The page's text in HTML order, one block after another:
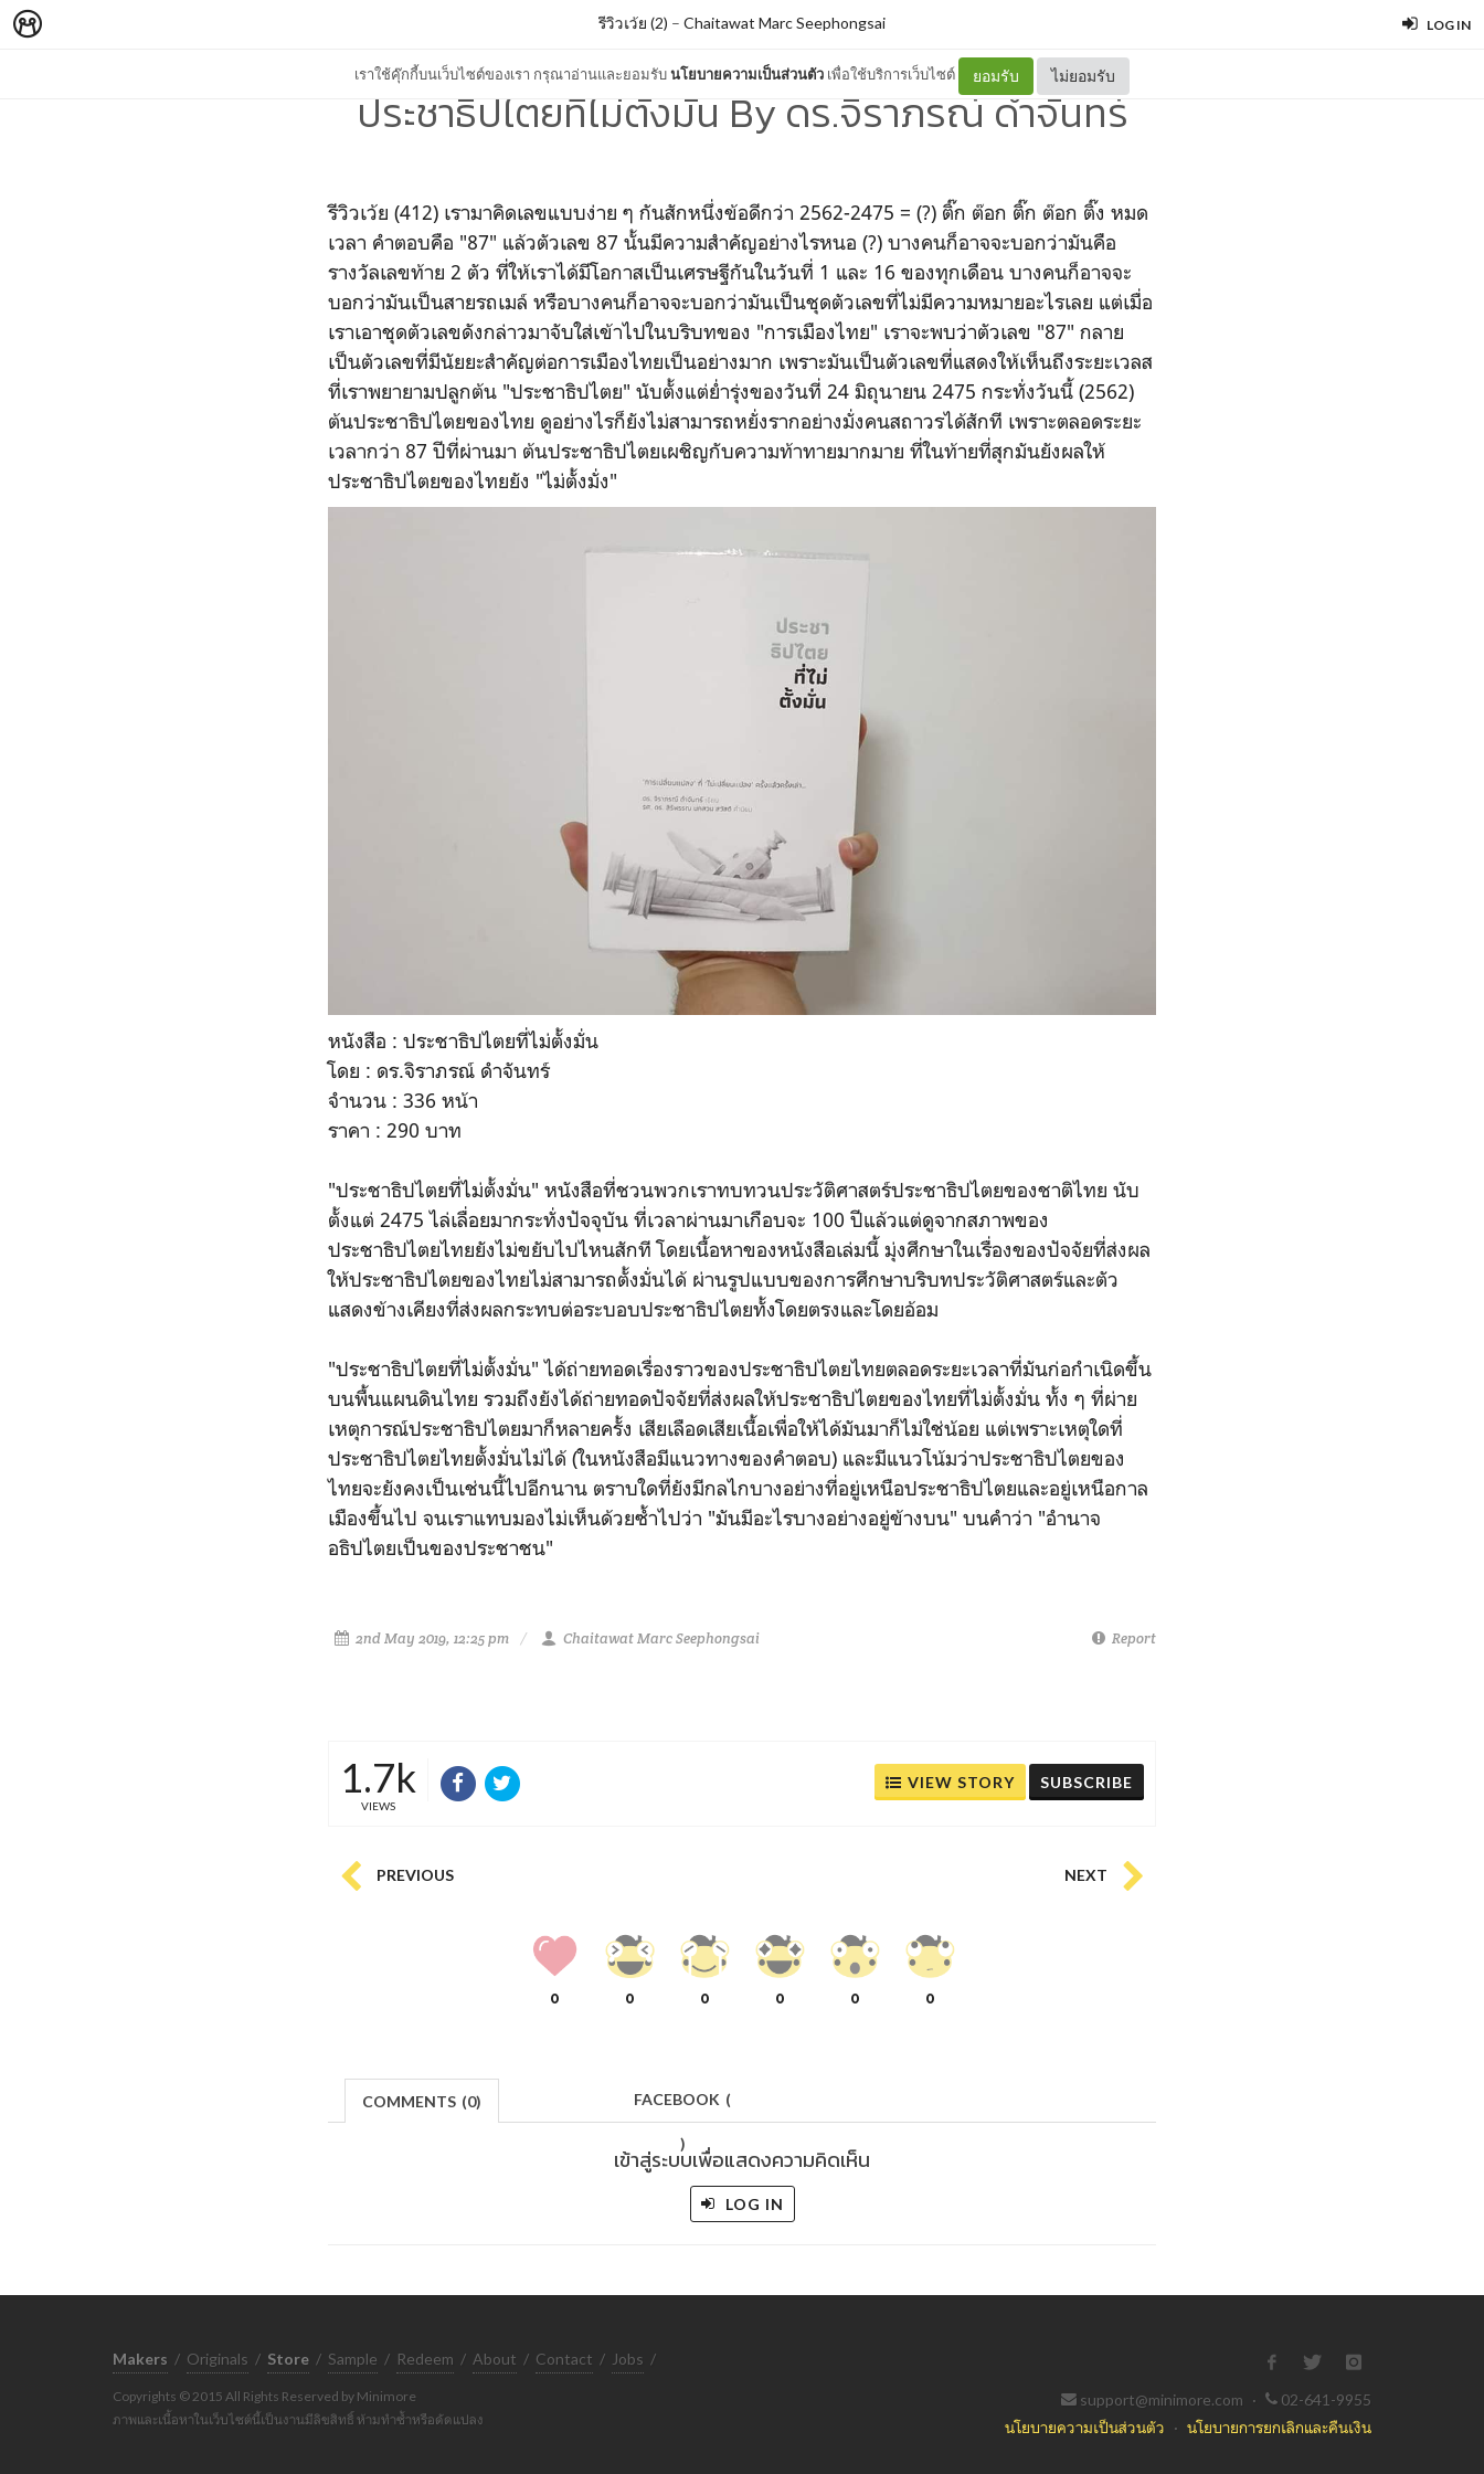
LOG IN
เราใช้คุ๊กกี้บนเว็บไซต์ของเรา กรุณาอ่านและยอมรับนโยบายความเป็นส่วนตัว เพื่อใช้บริการเว็บไซต์ ยอมรับ ไม่ยอมรับ
รีวิวเว้ย (2) – Chaitawat Marc Seephongsai
ประชาธิปไตยที่ไม่ตั้งมั่น By ดร.จิราภรณ์ ดำจันทร์
รีวิวเว้ย (412) เรามาคิดเลขแบบง่าย ๆ กันสักหนึ่งข้อดีกว่า 2562-2475 = (?) ติ๊ก ต๊อก ติ๊ก ต๊อก ติ๊ง หมด
เวลา คำตอบคือ "87" แล้วตัวเลข 87 นั้นมีความสำคัญอย่างไรหนอ (?) บางคนก็อาจจะบอกว่ามันคือ
รางวัลเลขท้าย 2 ตัว ที่ให้เราได้มีโอกาสเป็นเศรษฐีกันในวันที่ 1 และ 16 ของทุกเดือน บางคนก็อาจจะ
บอกว่ามันเป็นสายรถเมล์ หรือบางคนก็อาจจะบอกว่ามันเป็นชุดตัวเลขที่ไม่มีความหมายอะไรเลย แต่เมื่อ
เราเอาชุดตัวเลขดังกล่าวมาจับใส่เข้าไปในบริบทของ "การเมืองไทย" เราจะพบว่าตัวเลข "87" กลาย
เป็นตัวเลขที่มีนัยยะสำคัญต่อการเมืองไทยเป็นอย่างมาก เพราะมันเป็นตัวเลขที่แสดงให้เห็นถึงระยะเวลส
ที่เราพยายามปลูกต้น "ประชาธิปไตย" นับตั้งแต่ย่ำรุ่งของวันที่ 24 มิถุนายน 2475 กระทั่งวันนี้ (2562)
ต้นประชาธิปไตยของไทย ดูอย่างไรก็ยังไม่สามารถหยั่งรากอย่างมั่งคนสถาวรได้สักที เพราะตลอดระยะ
เวลากว่า 87 ปีที่ผ่านมา ต้นประชาธิปไตยเผชิญกับความท้าทายมากมาย ที่ในท้ายที่สุกมันยังผลให้
ประชาธิปไตยของไทยยัง "ไม่ตั้งมั่ง"
หนังสือ : ประชาธิปไตยที่ไม่ตั้งมั่น
โดย : ดร.จิราภรณ์ ดำจันทร์
จำนวน : 336 หน้า
ราคา : 290 บาท
"ประชาธิปไตยที่ไม่ตั้งมั่น" หนังสือที่ชวนพวกเราทบทวนประวัติศาสตร์ประชาธิปไตยของชาติไทย นับ
ตั้งแต่ 2475 ไล่เลื่อยมากระทั่งปัจจุบัน ที่เวลาผ่านมาเกือบจะ 100 ปีแล้วแต่ดูจากสภาพของ
ประชาธิปไตยไทยยังไม่ขยับไปไหนสักที โดยเนื้อหาของหนังสือเล่มนี้ มุ่งศึกษาในเรื่องของปัจจัยที่ส่งผล
ให้ประชาธิปไตยของไทยไม่สามารถตั้งมั่นได้ ผ่านรูปแบบของการศึกษาบริบทประวัติศาสตร์และตัว
แสดงข้างเคียงที่ส่งผลกระทบต่อระบอบประชาธิปไตยทั้งโดยตรงและโดยอ้อม
"ประชาธิปไตยที่ไม่ตั้งมั่น" ได้ถ่ายทอดเรื่องราวของประชาธิปไตยไทยตลอดระยะเวลาที่มันก่อกำเนิดขึ้น
บนพื้นแผนดินไทย รวมถึงยังได้ถ่ายทอดปัจจัยที่ส่งผลให้ประชาธิปไตยของไทยที่ไม่ตั้งมั่น ทั้ง ๆ ที่ผ่าย
เหตุการณ์ประชาธิปไตยมาก็หลายครั้ง เสียเลือดเสียเนื้อเพื่อให้ได้มันมาก็ไม่ใช่น้อย แต่เพราะเหตุใดที่
ประชาธิปไตยไทยตั้งมั่นไม่ได้ (ในหนังสือมีแนวทางของคำตอบ) และมีแนวโน้มว่าประชาธิปไตยของ
ไทยจะยังคงเป็นเช่นนี้ไปอีกนาน ตราบใดที่ยังมีกลไกบางอย่างที่อยู่เหนือประชาธิปไตยและอยู่เหนือกาล
เมืองขึ้นไป จนเราแทบมองไม่เห็นด้วยซ้ำไปว่า "มันมีอะไรบางอย่างอยู่ข้างบน" บนคำว่า "อำนาจ
อธิปไตยเป็นของประชาชน"
2nd May 2019, 12:25 pm Chaitawat Marc Seephongsai Report
1.7k
VIEWS
VIEW STORY SUBSCRIBE
PREVIOUS NEXT
0 0 0 0 0 0
COMMENTS (0) FACEBOOK (
)
เข้าสู่ระบบเพื่อแสดงความคิดเห็น
LOG IN
Makers / Originals / Store / Sample / Redeem / About / Contact / Jobs /
Copyrights © 2015 All Rights Reserved by Minimore
ภาพและเนื้อหาในเว็บไซต์นี้เป็นงานมีลิขสิทธิ์ ห้ามทำซ้ำหรือดัดแปลง
support@minimore.com ·
02-641-9955
นโยบายความเป็นส่วนตัว · นโยบายการยกเลิกและคืนเงิน